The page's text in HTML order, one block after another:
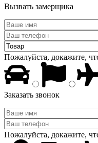
Вызвать замерщика
Пожалуйста, докажите,
Заказать звонок
Пожалуйста, докажите,